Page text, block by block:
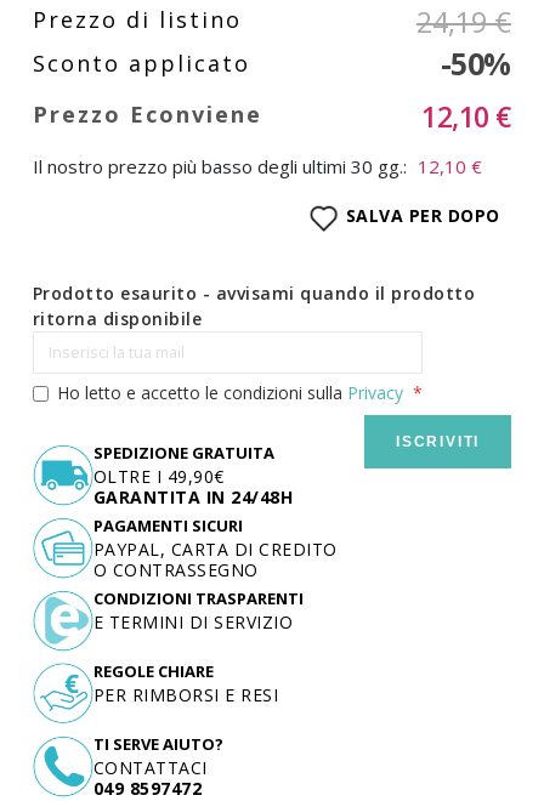
24,19 €
-50%
12,10 €
Il nostro prezzo più basso degli ultimi 30 gg.: 12,10 €
SALVA PER DOPO
Prodotto esaurito - avvisami quando il prodotto
ritorna disponibile
Ho letto e accetto le condizioni sulla Privacy
ISCRIVITI
SPEDIZIONE GRATUITA
OLTRE I 49,90€
GARANTITA IN 24/48H
TI SERVE AIUTO?
CONTATTACI
049 8597472
PAGAMENTI SICURI
PAYPAL, CARTA DI CREDITO
O CONTRASSEGNO
CONDIZIONI TRASPARENTI
E TERMINI DI SERVIZIO
REGOLE CHIARE
PER RIMBORSI E RESI